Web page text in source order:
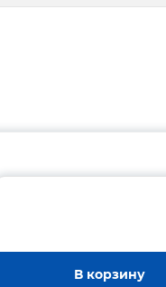
В корзину